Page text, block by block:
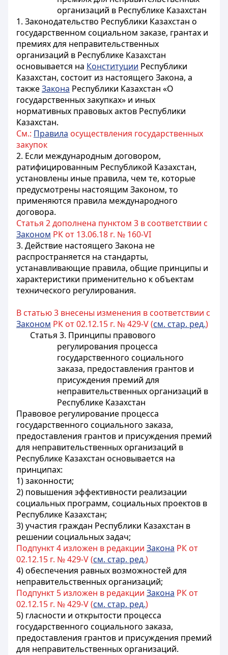
организаций в Республике Казахстан
1. Законодательство Республики Казахстан о
государственном социальном заказе, грантах и
премиях для неправительственных
организаций в Республике Казахстан
основывается на Конституции Республики
Казахстан, состоит из настоящего Закона, а
такжеЗакона Республики Казахстан «О
государственных закупках» и иных
нормативных правовых актов Республики
Казахстан.
См.: Правила осуществления государственных
закупок
2. Если международным договором,
ратифицированным Республикой Казахстан,
установлены иные правила, чем те, которые
предусмотрены настоящим Законом, то
применяются правила международного
договора.
Статья 2 дополнена пунктом 3 в соответствии с
Законом РК от 13.06.18 г. № 160-VI
3. Действие настоящего Закона не
распространяется на стандарты,
устанавливающие правила, общие принципы и
характеристики применительно к объектам
технического регулирования.
В статью 3 внесены изменения в соответствии с
Законом РК от 02.12.15 г. № 429-V (см. стар. ред.)
Статья 3. Принципы правового
регулирования процесса
государственного социального
заказа, предоставления грантов и
присуждения премий для
неправительственных организаций в
Республике Казахстан
Правовое регулирование процесса
государственного социального заказа,
предоставления грантов и присуждения премий
для неправительственных организаций в
Республике Казахстан основывается на
принципах:
1) законности;
2) повышения эффективности реализации
социальных программ, социальных проектов в
Республике Казахстан;
3) участия граждан Республики Казахстан в
решении социальных задач;
Подпункт 4 изложен в редакции Закона РК от
02.12.15 г. № 429-V (см. стар. ред.)
4) обеспечения равных возможностей для
неправительственных организаций;
Подпункт 5 изложен в редакции Закона РК от
02.12.15 г. № 429-V (см. стар. ред.)
5) гласности и открытости процесса
государственного социального заказа,
предоставления грантов и присуждения премий
для неправительственных организаций.